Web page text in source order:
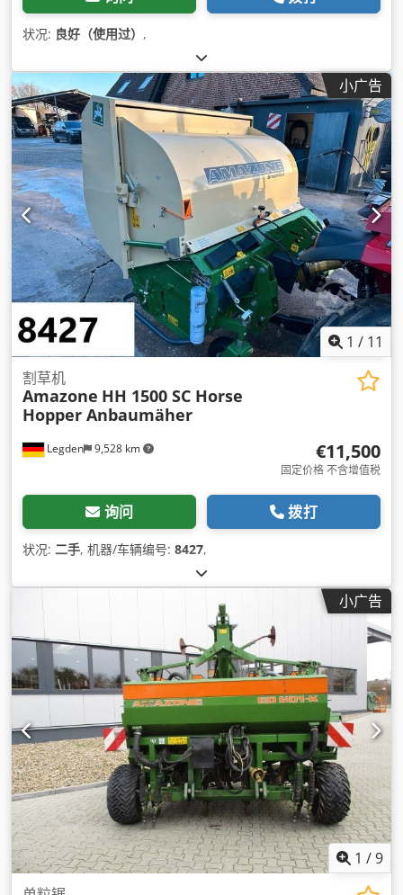
状况: 良好（使用过） ,
小广告
1 / 11
Legden 9,528 km
割草机
Amazone HH 1500 SC Horse
Hopper Anbaumäher
€11,500
固定价格 不含增值税
询问 拨打
状况: 二手, 机器/车辆编号: 8427,
小广告
1 /9